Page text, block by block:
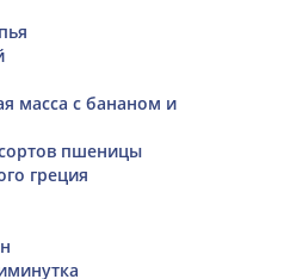
масса с бананом и
пшеницы
греция